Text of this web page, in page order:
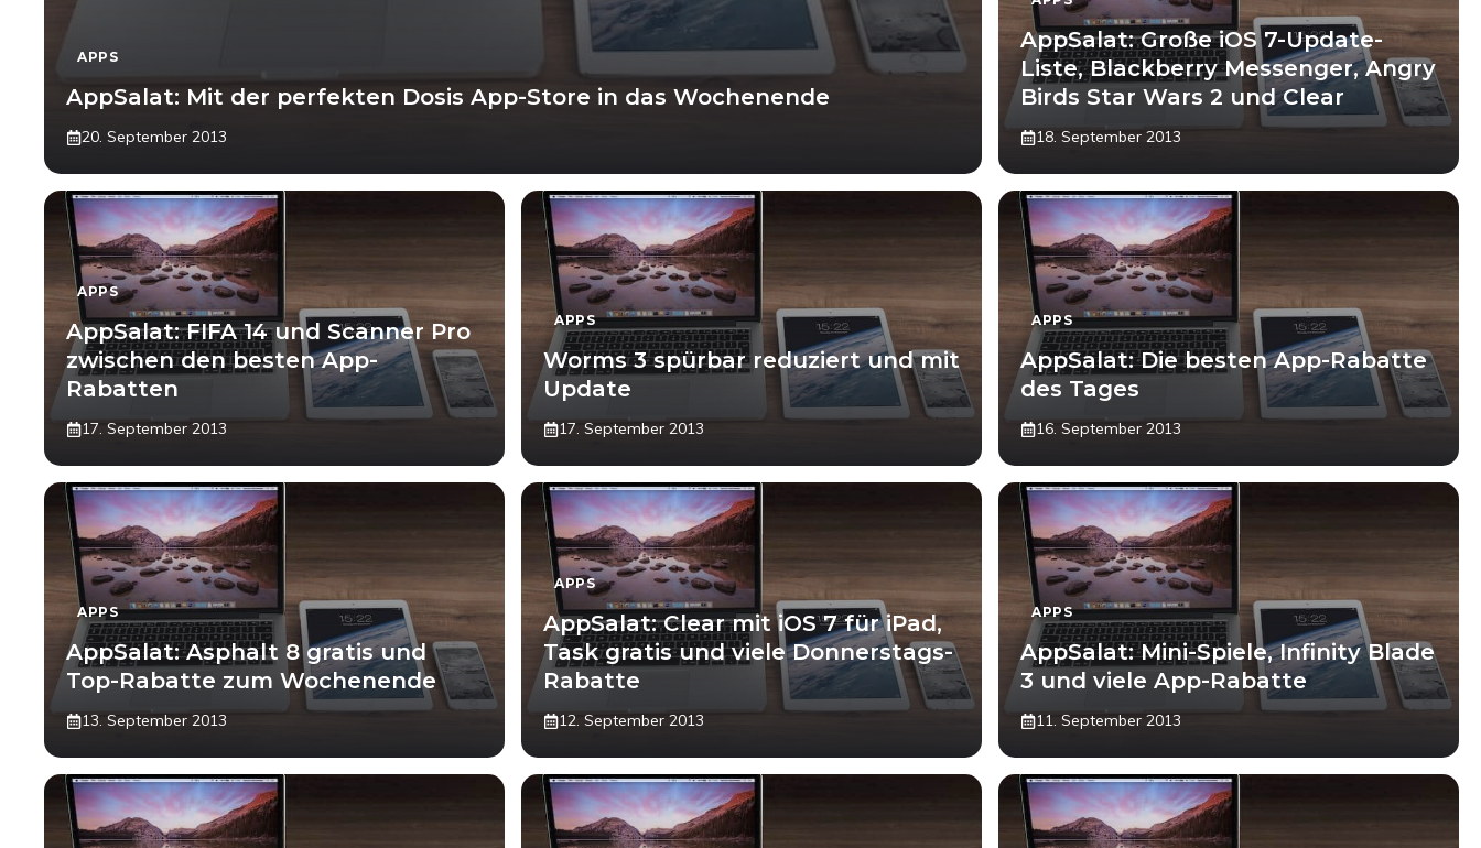
APPS
AppSalat: Mit der perfekten Dosis App-Store in das Wochenende
20. September 2013
AppSalat: Große iOS 7-Update-
Liste, Blackberry Messenger, Angry
Birds Star Wars 2 und Clear
18. September 2013
APPS
AppSalat: FIFA 14 und Scanner Pro
zwischen den besten App-
Rabatten
17. September 2013
APPS
Worms 3 spürbar reduziert und mit
Update
17. September 2013
APPS
AppSalat: Die besten App-Rabatte
des Tages
16. September 2013
APPS
AppSalat: Asphalt 8 gratis und
Top-Rabatte zum Wochenende
13. September 2013
APPS
AppSalat: Clear mit iOS 7 für iPad,
Task gratis und viele Donnerstags-
Rabatte
12. September 2013
APPS
AppSalat: Mini-Spiele, Infinity Blade
3 und viele App-Rabatte
11. September 2013